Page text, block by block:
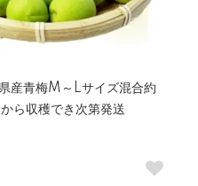
県産青梅M～Lサイズ混合約
ら収穫でき次第発送